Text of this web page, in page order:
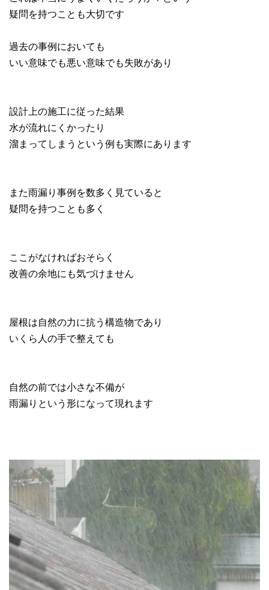
疑問を持つことも大切です
過去の事例においても
いい意味でも悪い意味でも失敗があり
設計上の施工に従った結果
水が流れにくかったり
溜まってしまうという例も実際にあります
また雨漏り事例を数多く見ていると
疑問を持つことも多く
ここがなければおそらく
改善の余地にも気づけません
屋根は自然の力に抗う構造物であり
いくら人の手で整えても
自然の前では小さな不備が
雨漏りという形になって現れます